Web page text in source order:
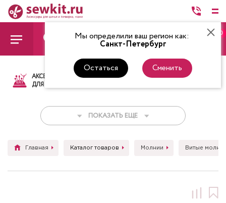
Мы определили ваш регион как:
Санкт-Петербург
Остаться Сменить
0
АКСЕССУАРЫ
ДЛЯ ШИТЬЯ
ТКАНИ НИТКИ
ПОКАЗАТЬ ЕЩЕ
Главная Каталог товаров Молнии Витые